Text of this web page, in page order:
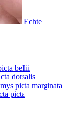
Echte
bellii
dorsalis
picta marginata
picta